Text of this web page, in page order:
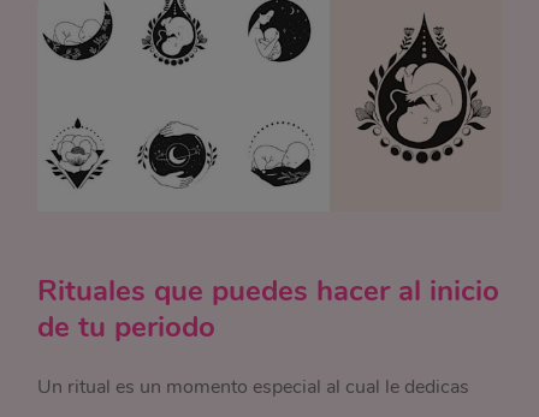
Rituales que puedes hacer al inicio
de tu periodo
Un ritual es un momento especial al cual le dedicas